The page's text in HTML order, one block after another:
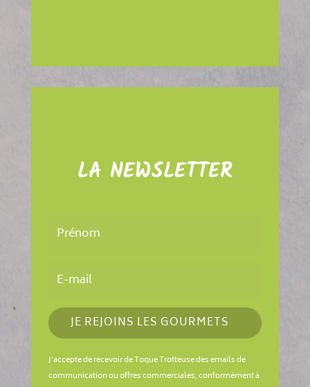
LA NEWSLETTER
JE REJOINS LES GOURMETS
J'accepte de recevoir de Toque Trotteuse des emails de
communication ou offres commerciales, conformément à